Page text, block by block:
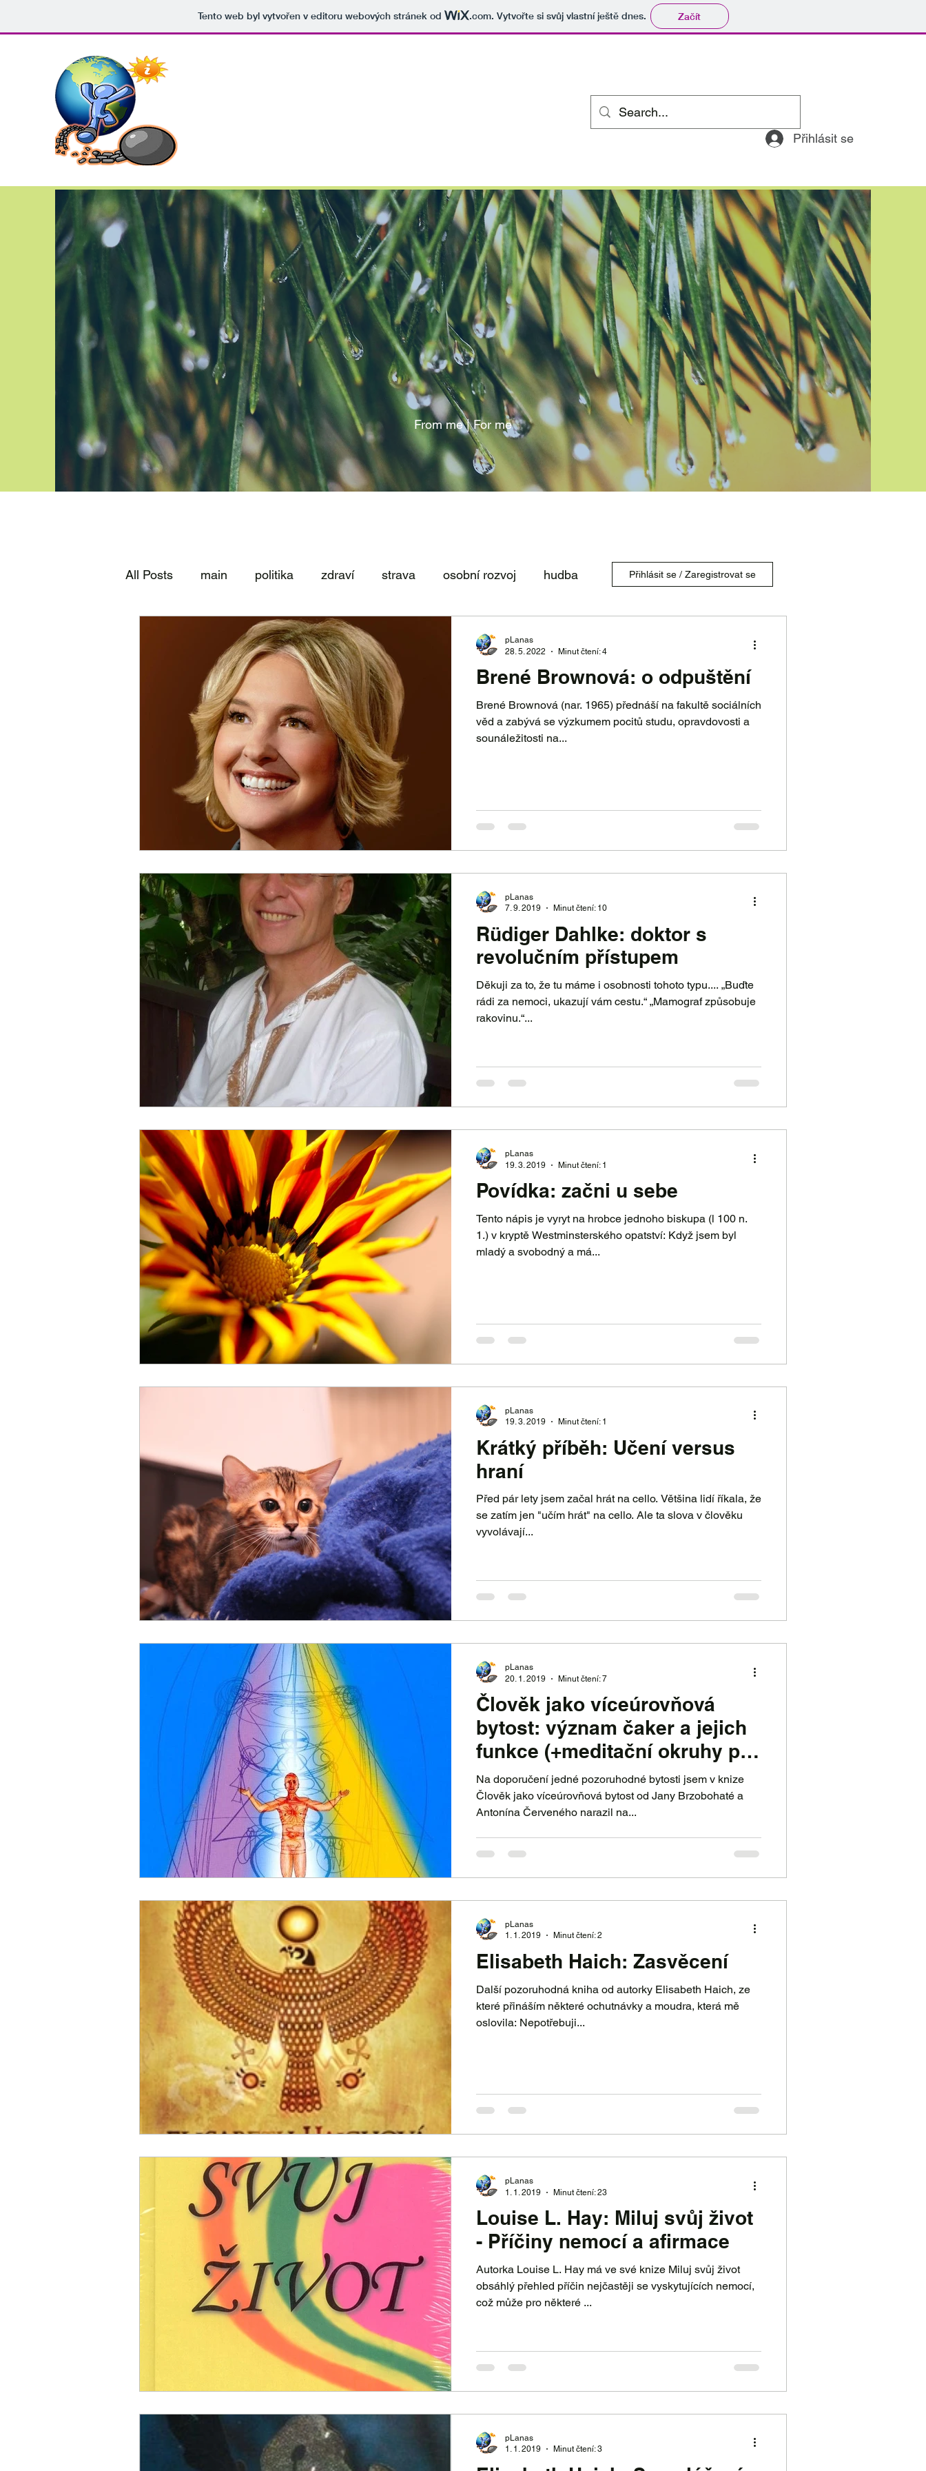
Tento web byl vytvořen v editoru webových stránek od .com. Vytvořte si svůj vlastní ještě dnes. Začít
Přihlásit se
From me | For me
All Posts main politika zdraví strava osobní rozvoj hudba
vztahy lidské tělo
povídky a moudra konspirace knihy vtipy recepty
svět okolo nás
Přihlásit se / Zaregistrovat se
Brené Brownová: o odpuštění
Brené Brownová (nar. 1965) přednáší na fakultě sociálních
věd a zabývá se výzkumem pocitů studu, opravdovosti a
sounáležitosti na...
pLanas
28. 5. 2022
Minut čtení: 4
Rüdiger Dahlke: doktor s
revolučním přístupem
Děkuji za to, že tu máme i osobnosti tohoto typu.... „Buďte
rádi za nemoci, ukazují vám cestu.“ „Mamograf způsobuje
rakovinu.“...
pLanas
7. 9. 2019
Minut čtení: 10
Povídka: začni u sebe
Tento nápis je vyryt na hrobce jednoho biskupa (l 100 n.
1.) v kryptě Westminsterského opatství: Když jsem byl
mladý a svobodný a má...
pLanas
19. 3. 2019
Minut čtení: 1
Krátký příběh: Učení versus
hraní
Před pár lety jsem začal hrát na cello. Většina lidí říkala, že
se zatím jen "učím hrát" na cello. Ale ta slova v člověku
vyvolávají...
pLanas
19. 3. 2019
Minut čtení: 1
Člověk jako víceúrovňová
bytost: význam čaker a jejich
funkce (+meditační okruhy pro
každou čakru)
Na doporučení jedné pozoruhodné bytosti jsem v knize
Člověk jako víceúrovňová bytost od Jany Brzobohaté a
Antonína Červeného narazil na...
pLanas
20. 1. 2019
Minut čtení: 7
Elisabeth Haich: Zasvěcení
Další pozoruhodná kniha od autorky Elisabeth Haich, ze
které přináším některé ochutnávky a moudra, která mě
oslovila: Nepotřebuji...
pLanas
1. 1. 2019
Minut čtení: 2
Louise L. Hay: Miluj svůj život
- Příčiny nemocí a afirmace
Autorka Louise L. Hay má ve své knize Miluj svůj život
obsáhlý přehled příčin nejčastěji se vyskytujících nemocí,
což může pro některé ...
pLanas
1. 1. 2019
Minut čtení: 23
pLanas
1. 1. 2019
Minut čtení: 3